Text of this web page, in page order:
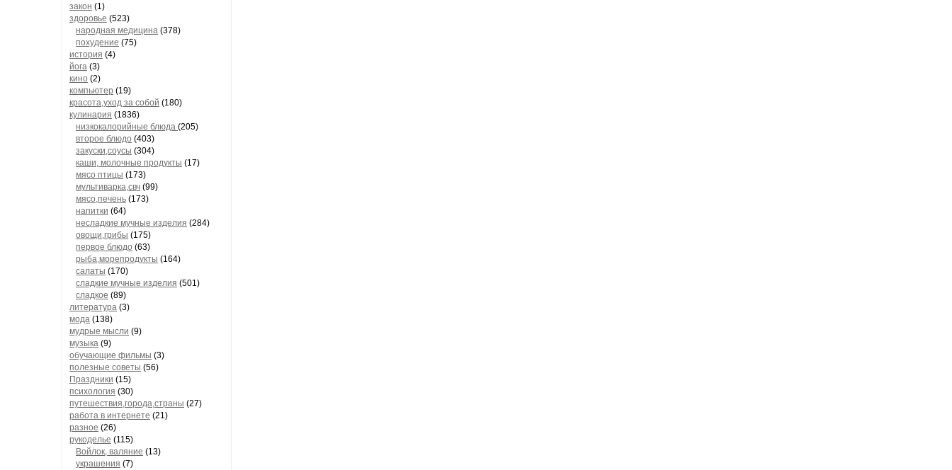
закон (1)
здоровье (523)
народная медицина (378)
похудение (75)
история (4)
йога (3)
кино (2)
компьютер (19)
красота,уход за собой (180)
кулинария (1836)
низкокалорийные блюда (205)
второе блюдо (403)
закуски,соусы (304)
каши, молочные продукты (17)
мясо птицы (173)
мультиварка,свч (99)
мясо,печень (173)
напитки (64)
несладкие мучные изделия (284)
овощи,грибы (175)
первое блюдо (63)
рыба,морепродукты (164)
салаты (170)
сладкие мучные изделия (501)
сладкое (89)
литература (3)
мода (138)
мудрые мысли (9)
музыка (9)
обучающие фильмы (3)
полезные советы (56)
Праздники (15)
психология (30)
путешествия,города,страны (27)
работа в интернете (21)
разное (26)
рукоделье (115)
Войлок, валяние (13)
украшения (7)